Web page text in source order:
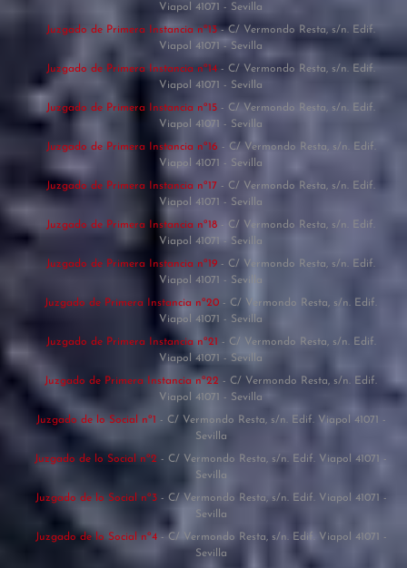
Viapol 41071 - Sevilla
Juzgado de Primera Instancia nº13- C/ Vermondo Resta, s/n. Edif.
Viapol 41071 - Sevilla
Juzgado de Primera Instancia nº14 - C/ Vermondo Resta, s/n. Edif.
Viapol 41071 - Sevilla
Juzgado de Primera Instancia nº15 - C/ Vermondo Resta, s/n. Edif.
Viapol 41071 - Sevilla
Juzgado de Primera Instancia nº16 - C/ Vermondo Resta, s/n. Edif.
Viapol 41071 - Sevilla
Juzgado de Primera Instancia nº17 - C/ Vermondo Resta, s/n. Edif.
Viapol 41071 - Sevilla
Juzgado de Primera Instancia nº18 - C/ Vermondo Resta, s/n. Edif.
Viapol 41071 - Sevilla
Juzgado de Primera Instancia nº19 - C/ Vermondo Resta, s/n. Edif.
Viapol 41071 - Sevilla
Juzgado de Primera Instancia nº20 - C/ Vermondo Resta, s/n. Edif.
Viapol 41071 - Sevilla
Juzgado de Primera Instancia nº21 - C/ Vermondo Resta, s/n. Edif.
Viapol 41071 - Sevilla
Juzgado de Primera Instancia nº22 - C/ Vermondo Resta, s/n. Edif.
Viapol 41071 - Sevilla
Juzgado de lo Social nº1 - C/ Vermondo Resta, s/n. Edif. Viapol 41071 -
Sevilla
Juzgado de lo Social nº2 - C/ Vermondo Resta, s/n. Edif. Viapol 41071 -
Sevilla
Juzgado de lo Social nº3 - C/ Vermondo Resta, s/n. Edif. Viapol 41071 -
Sevilla
Juzgado de lo Social nº4 - C/ Vermondo Resta, s/n. Edif. Viapol 41071 -
Sevilla